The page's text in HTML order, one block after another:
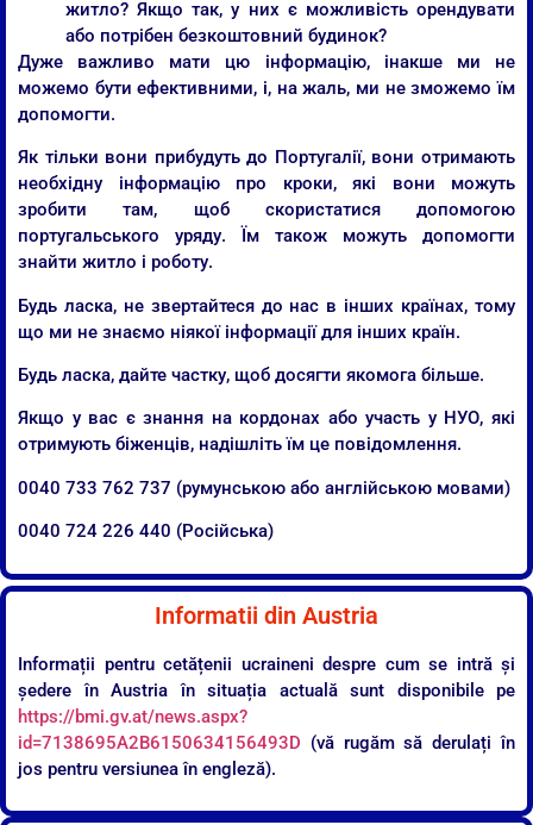
житло? Якщо так, у них є можливість орендувати
або потрібен безкоштовний будинок?
Дуже важливо мати цю інформацію, інакше ми не
можемо бути ефективними, і, на жаль, ми не зможемо їм
допомогти.
Як тільки вони прибудуть до Португалії, вони отримають
необхідну інформацію про кроки, які вони можуть
зробити там, щоб скористатися допомогою
португальського уряду. Їм також можуть допомогти
знайти житло і роботу.
Будь ласка, не звертайтеся до нас в інших країнах, тому
що ми не знаємо ніякої інформації для інших країн.
Будь ласка, дайте частку, щоб досягти якомога більше.
Якщо у вас є знання на кордонах або участь у НУО, які
отримують біженців, надішліть їм це повідомлення.
0040 733 762 737 (румунською або англійською мовами)
0040 724 226 440 (Російська)
Informatii din Austria
Informații pentru cetățenii ucraineni despre cum se intră și
ședere în Austria în situația actuală sunt disponibile pe
https://bmi.gv.at/news.aspx?
id=7138695A2B6150634156493D (vă rugăm să derulați în
jos pentru versiunea în engleză).